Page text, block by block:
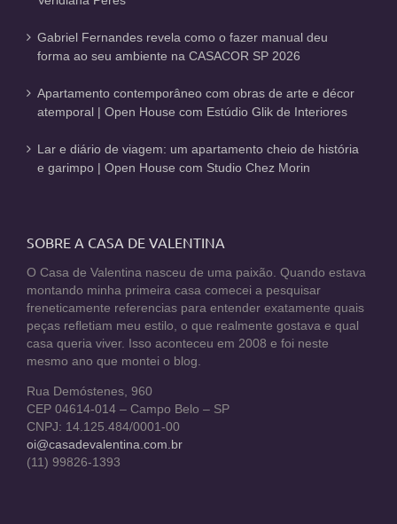
Gabriel Fernandes revela como o fazer manual deu
forma ao seu ambiente na CASACOR SP 2026
Apartamento contemporâneo com obras de arte e décor
atemporal | Open House com Estúdio Glik de Interiores
Lar e diário de viagem: um apartamento cheio de história
e garimpo | Open House com Studio Chez Morin
SOBRE A CASA DE VALENTINA
O Casa de Valentina nasceu de uma paixão. Quando estava
montando minha primeira casa comecei a pesquisar
freneticamente referencias para entender exatamente quais
peças refletiam meu estilo, o que realmente gostava e qual
casa queria viver. Isso aconteceu em 2008 e foi neste
mesmo ano que montei o blog.
Rua Demóstenes, 960
CEP 04614-014 – Campo Belo – SP
CNPJ: 14.125.484/0001-00
oi@casadevalentina.com.br
(11) 99826-1393